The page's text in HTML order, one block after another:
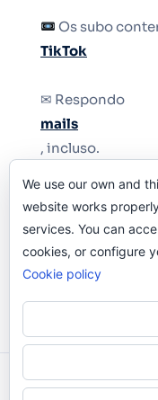
Os subo
TikTok
✉ Respondo
mails
, incluso.
Y si una
le quiten el
Odi O'Malley ©
We use our own and
website works
services. You can
cookies, or configure
Cookie policy